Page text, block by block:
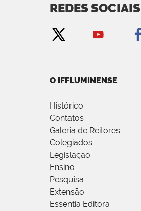
REDES SOCIAIS
O IFFLUMINENSE
Histórico
Contatos
Galeria de Reitores
Colegiados
Legislação
Ensino
Pesquisa
Extensão
Essentia Editora